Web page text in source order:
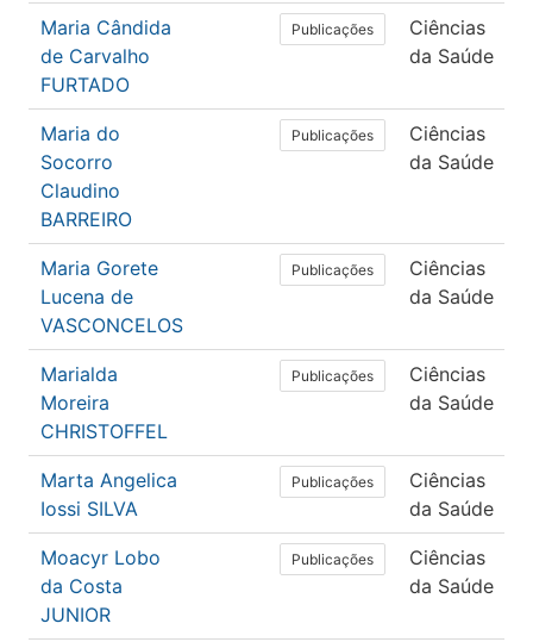
Maria Cândida
de Carvalho
FURTADO
Publicações
Ciências
da Saúde
Maria do
Socorro
Claudino
BARREIRO
Publicações
Ciências
da Saúde
Maria Gorete
Lucena de
VASCONCELOS
Publicações
Ciências
da Saúde
Marialda
Moreira
CHRISTOFFEL
Publicações
Ciências
da Saúde
Marta Angelica
Iossi SILVA
Publicações
Ciências
da Saúde
Moacyr Lobo
da Costa
JUNIOR
Publicações
Ciências
da Saúde